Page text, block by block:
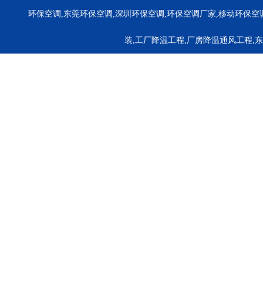
环保空调,东莞环保空调,深圳环保空调,环保空调厂家,移动环保
装,工厂降温工程,厂房降温通风工程,